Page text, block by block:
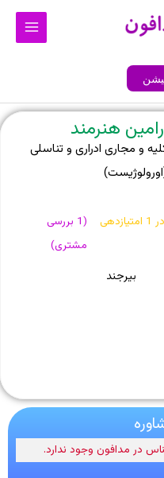
Main
هنرمند
و مجاری ادراری و تناسلی
1 امتیازدهی
(
1 بررسی
مشتری)
بیرجند
در مدافون وجود ندارد.